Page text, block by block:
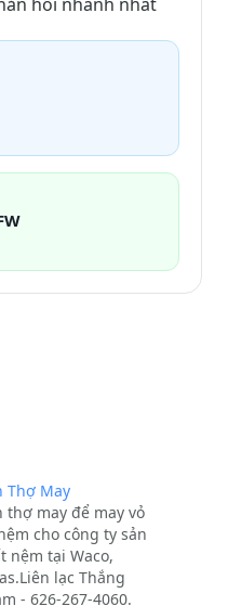
Thợ May
thợ may để may vỏ
cho công ty sản
nệm tại Waco,
lạc Thắng
- 626-267-4060.